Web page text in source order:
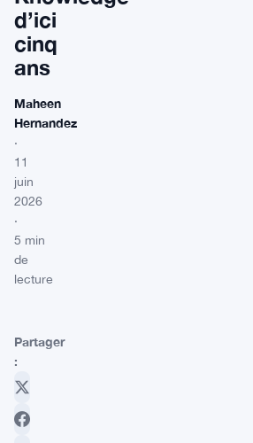
d’ici
cinq
ans
Maheen
Hernandez
·
11
juin
2026
·
5 min
de
lecture
Partager
: